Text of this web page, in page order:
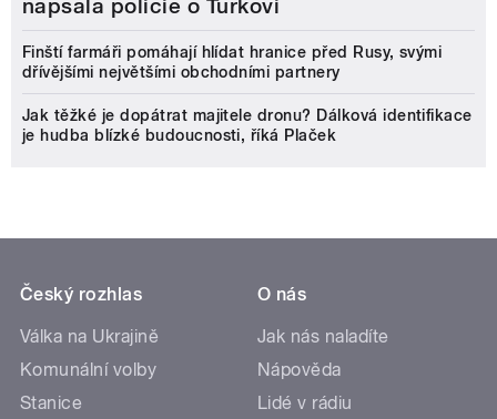
napsala policie o Turkovi
Finští farmáři pomáhají hlídat hranice před Rusy, svými
dřívějšími největšími obchodními partnery
Jak těžké je dopátrat majitele dronu? Dálková identifikace
je hudba blízké budoucnosti, říká Plaček
Český rozhlas
Válka na Ukrajině
Komunální volby
Stanice
O nás
Jak nás naladíte
Nápověda
Lidé v rádiu